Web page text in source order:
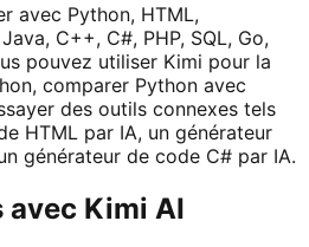
avec Python, HTML,
C++, C#, PHP, SQL, Go,
pouvez utiliser Kimi pour la
comparer Python avec
des outils connexes tels
HTML par IA, un générateur
générateur de code C# par IA.
avec Kimi AI